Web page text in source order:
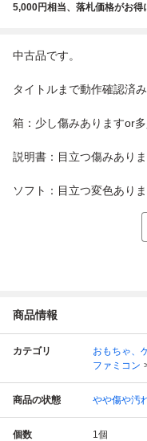
5,000円相当、落札価格がお得
中古品です。
タイトルまで動作確認済み
箱：少し傷みありますor多
説明書：目立つ傷みありま
ソフト：目立つ変色ありま
商品情報
カテゴリ おもちゃ、
ファミコン
商品の状態 やや傷や汚
個数 1個